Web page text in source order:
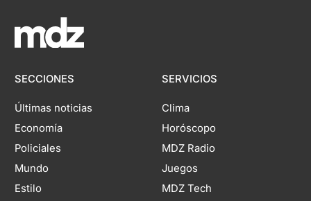
SECCIONES
Últimas noticias
Economía
Policiales
Mundo
Estilo
SERVICIOS
Clima
Horóscopo
MDZ Radio
Juegos
MDZ Tech